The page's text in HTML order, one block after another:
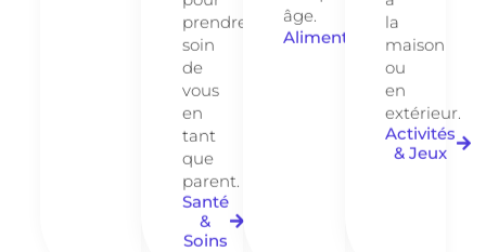
prendre
soin
de
vous
en
tant
que
parent.
Santé
&
Soins
âge.
Alimentation
la
maison
ou
en
extérieur.
Activités
& Jeux